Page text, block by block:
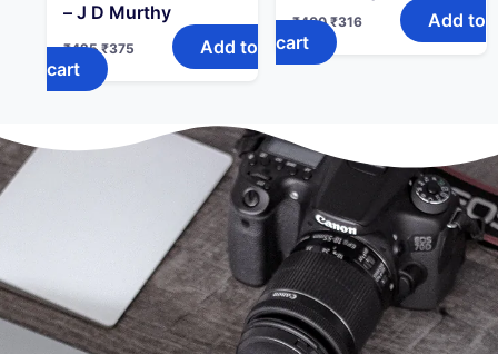
– J D Murthy
₹425 ₹375
Add to
cart
₹400 ₹316
Add to
cart